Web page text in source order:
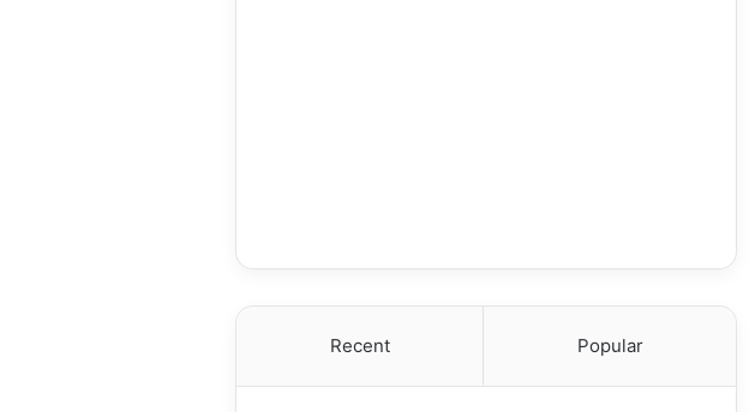
Recent Popular